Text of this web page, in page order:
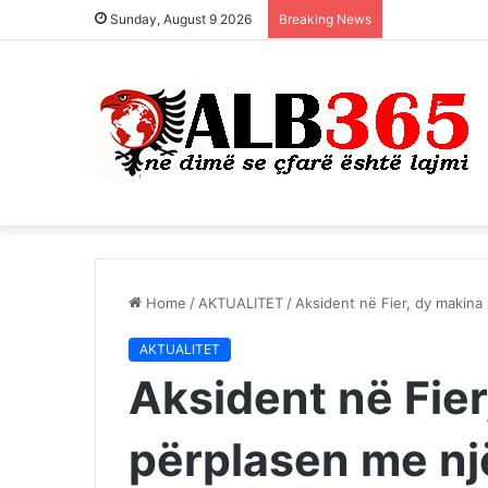
Sunday, August 9 2026 Breaking News
Home / AKTUALITET / Aksident në Fier, dy
AKTUALITET
Aksident në
përplasen me